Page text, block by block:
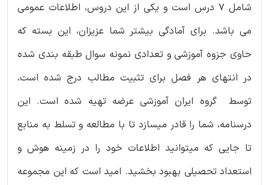
شامل 7 درس است و یکی از این دروس، اطلاعات عمومی
می باشد. برای آمادگی بیشتر شما عزیزان، این بسته که
حاوی جزوه آموزشی و تعدادی نمونه سوال طبقه بندی شده
در انتهای هر فصل برای تثبیت مطالب درج شده است،
توسط گروه ایران آموزشی عرضه تهیه شده است. این
درسنامه، شما را قادر میسازد تا با مطالعه و تسلط به منابع
تا جایی که میتوانید اطلاعات خود را در زمینه هوش و
استعداد تحصیلی بهبود بخشید. امید است که این مجموعه